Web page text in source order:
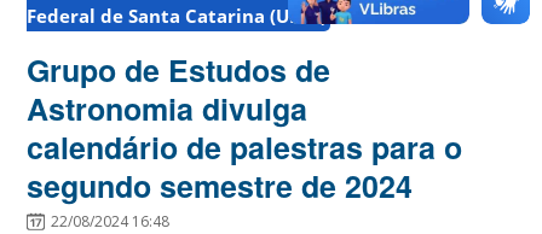
Federal de Santa Catarina (UFSC)
Grupo de Estudos de
Astronomia divulga
calendário de palestras para o
segundo semestre de 2024
22/08/2024 16:48